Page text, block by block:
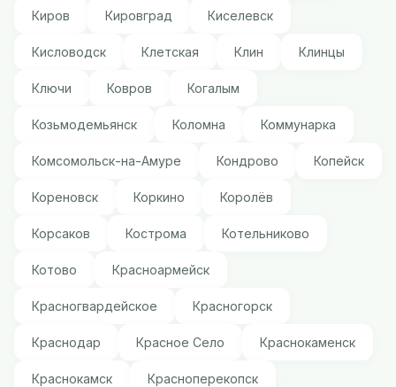
Киров Кировград Киселевск
Кисловодск Клетская Клин Клинцы
Ключи Ковров Когалым
Козьмодемьянск Коломна Коммунарка
Комсомольск-на-Амуре Кондрово Копейск
Кореновск Коркино Королёв
Корсаков Кострома Котельниково
Котово Красноармейск
Красногвардейское Красногорск
Краснодар Красное Село Краснокаменск
Краснокамск Красноперекопск